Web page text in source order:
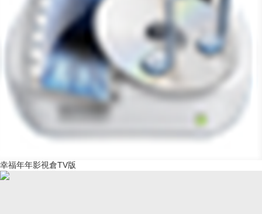
幸福年年影視倉TV版